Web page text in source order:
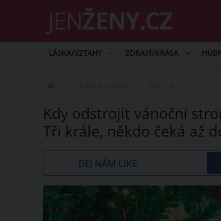
LÁSKA/VZTAHY ZDRAVÍ/KRÁSA
Kdy odstrojit vánoční
Tři krále, někdo čeká až
DEJ NÁM LIKE